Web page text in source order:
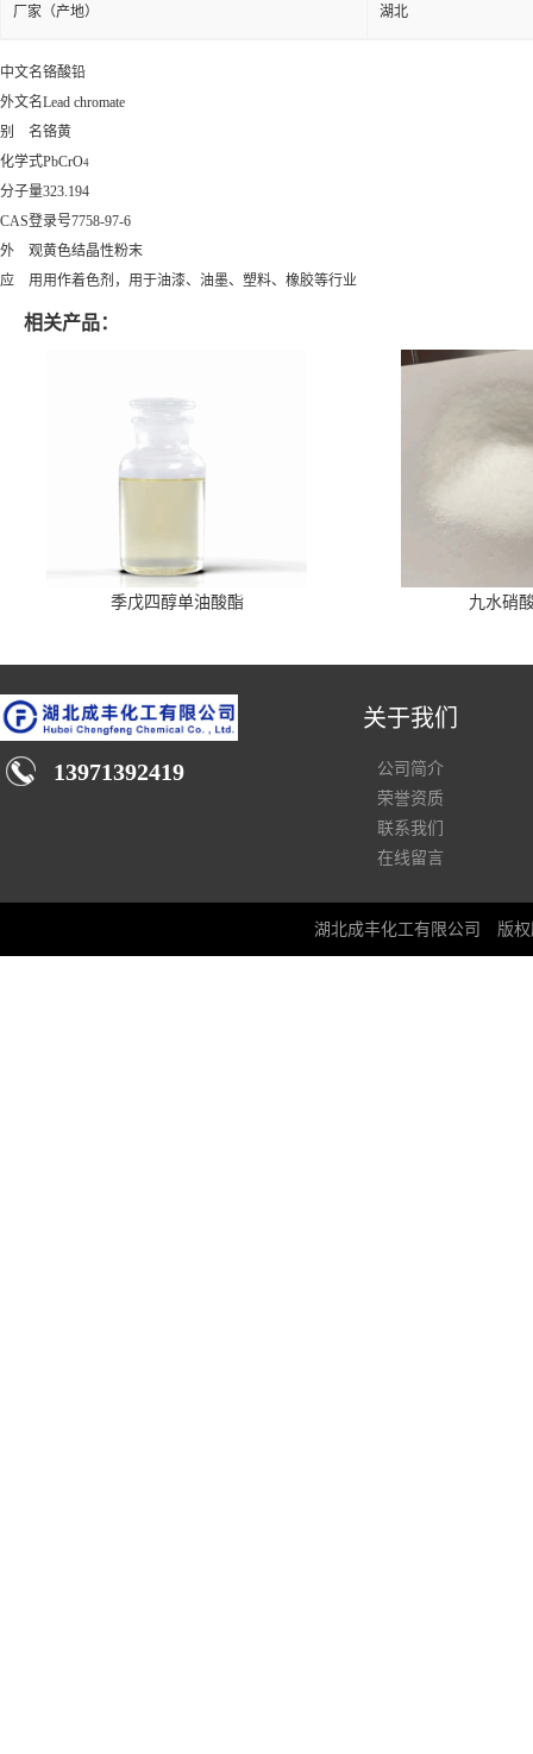
厂家（产地） 湖北
中文名铬酸铅
外文名Lead chromate
别 名铬黄
化学式PbCrO4
分子量323.194
CAS登录号7758-97-6
外 观黄色结晶性粉末
应 用用作着色剂，用于油漆、油墨、塑料、橡胶等行业
相关产品：
季戊四醇单油酸酯 九水硝
13971392419
关于我们
公司简介
荣誉资质
联系我们
在线留言
湖北成丰化工有限公司 版